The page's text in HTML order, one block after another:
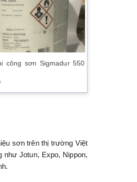
công sơn Sigmadur 550
sơn trên thị trường Việt
Jotun, Expo, Nippon,